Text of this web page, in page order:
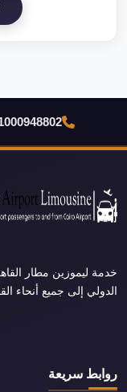
01000948802
خدمة ليموزين مطار
الدولي إلى جميع أنحاء
روابط سريعة